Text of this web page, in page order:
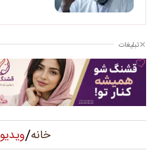
تبلیغات
خانه/ویدیو